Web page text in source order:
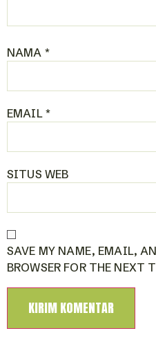
NAMA *
EMAIL *
SITUS WEB
SAVE MY NAME, EMAIL,
BROWSER FOR THE NEXT